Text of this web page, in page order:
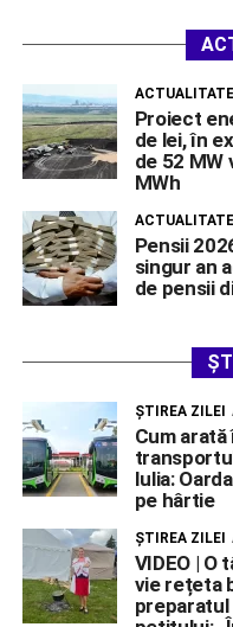
ACTUALITATE
Proiect
de lei, în
de 52 MW
MWh
ACTUALITATE
Pensii
singur an
de pensii
ŞTIREA ZILEI
Cum
Iulia:
pe hârtie
ŞTIREA ZILEI
VIDEO | O
vie rețeta
preparatul